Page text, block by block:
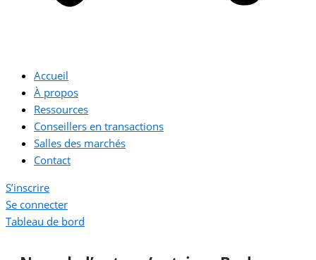
Accueil
À propos
Ressources
Conseillers en transactions
Salles des marchés
Contact
S’inscrire
Se connecter
Tableau de bord